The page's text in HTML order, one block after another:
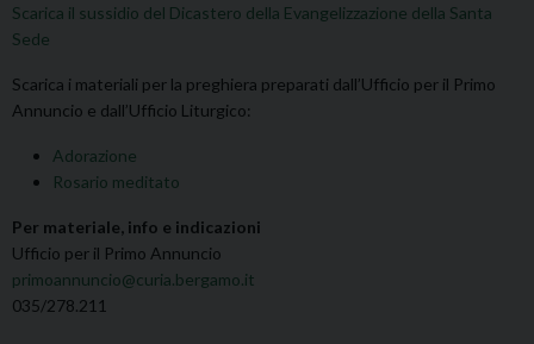
Scarica il sussidio del Dicastero della Evangelizzazione della Santa
Sede
Scarica i materiali per la preghiera preparati dall’Ufficio per il Primo
Annuncio e dall’Ufficio Liturgico:
Adorazione
Rosario meditato
Per materiale, info e indicazioni
Ufficio per il Primo Annuncio
primoannuncio@curia.bergamo.it
035/278.211